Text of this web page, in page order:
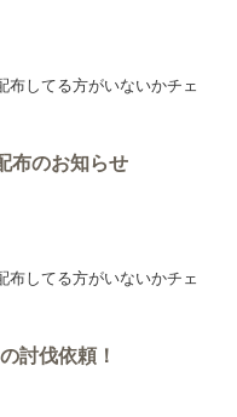
してる方がいないかチェ
布のお知らせ
してる方がいないかチェ
討伐依頼！